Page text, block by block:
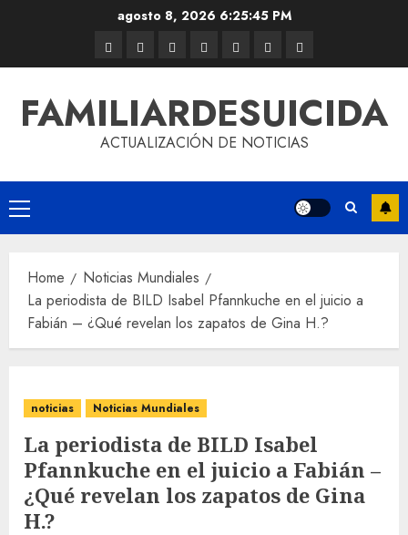
agosto 8, 2026 6:25:45 PM
FAMILIARDESUICIDA
ACTUALIZACIÓN DE NOTICIAS
Home
Noticias Mundiales
La periodista de BILD Isabel Pfannkuche en el juicio a
Fabián – ¿Qué revelan los zapatos de Gina H.?
noticias Noticias Mundiales
La periodista de BILD Isabel
Pfannkuche en el juicio a Fabián –
¿Qué revelan los zapatos de Gina
H.?